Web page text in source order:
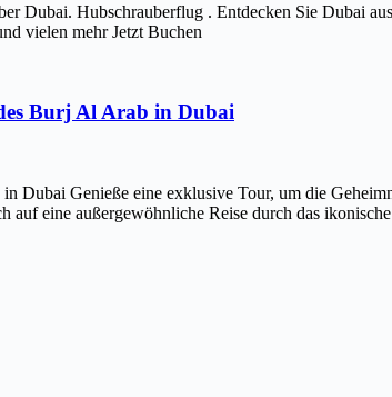
Hubschrauberflug . Entdecken Sie Dubai
vielen mehr Jetzt Buchen
Burj Al Arab in Dubai
Dubai Genieße eine exklusive Tour, um die
auf eine außergewöhnliche Reise durch das